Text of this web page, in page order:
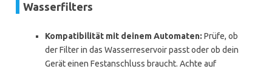
Wasserfilters
Kompatibilität mit deinem Automaten: Prüfe, ob
der Filter in das Wasserreservoir passt oder ob dein
Gerät einen Festanschluss braucht. Achte auf